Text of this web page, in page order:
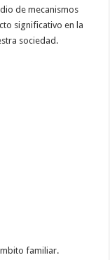
de mecanismos
significativo en la
sociedad.
familiar.